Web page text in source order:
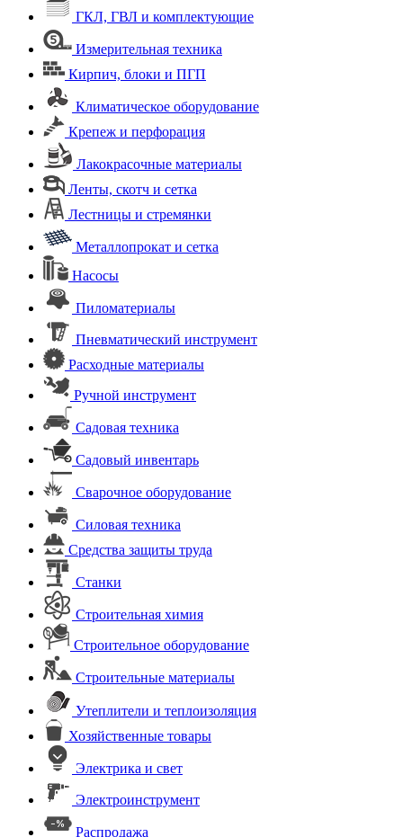
ГКЛ, ГВЛ и комплектующие
Измерительная техника
Кирпич, блоки и ПГП
Климатическое оборудование
Крепеж и перфорация
Лакокрасочные материалы
Ленты, скотч и сетка
Лестницы и стремянки
Металлопрокат и сетка
Насосы
Пиломатериалы
Пневматический инструмент
Расходные материалы
Ручной инструмент
Садовая техника
Садовый инвентарь
Сварочное оборудование
Силовая техника
Средства защиты труда
Станки
Строительная химия
Строительное оборудование
Строительные материалы
Утеплители и теплоизоляция
Хозяйственные товары
Электрика и свет
Электроинструмент
Распродажа